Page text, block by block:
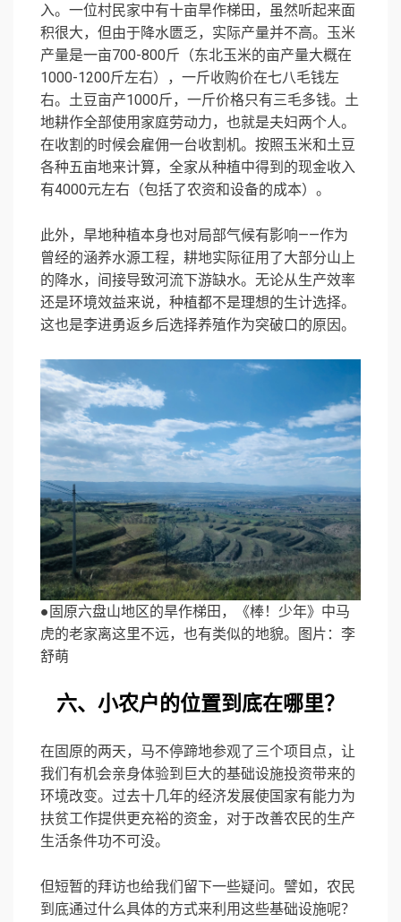
入。一位村民家中有十亩旱作梯田，虽然听起来面
积很大，但由于降水匮乏，实际产量并不高。玉米
产量是一亩700-800斤（东北玉米的亩产量大概在
1000-1200斤左右），一斤收购价在七八毛钱左
右。土豆亩产1000斤，一斤价格只有三毛多钱。土
地耕作全部使用家庭劳动力，也就是夫妇两个人。
在收割的时候会雇佣一台收割机。按照玉米和土豆
各种五亩地来计算，全家从种植中得到的现金收入
有4000元左右（包括了农资和设备的成本）。
此外，旱地种植本身也对局部气候有影响——作为
曾经的涵养水源工程，耕地实际征用了大部分山上
的降水，间接导致河流下游缺水。无论从生产效率
还是环境效益来说，种植都不是理想的生计选择。
这也是李进勇返乡后选择养殖作为突破口的原因。
●固原六盘山地区的旱作梯田，《棒！少年》中马
虎的老家离这里不远，也有类似的地貌。图片：李
舒萌
六、小农户的位置到底在哪里？
在固原的两天，马不停蹄地参观了三个项目点，让
我们有机会亲身体验到巨大的基础设施投资带来的
环境改变。过去十几年的经济发展使国家有能力为
扶贫工作提供更充裕的资金，对于改善农民的生产
生活条件功不可没。
但短暂的拜访也给我们留下一些疑问。譬如，农民
到底通过什么具体的方式来利用这些基础设施呢？